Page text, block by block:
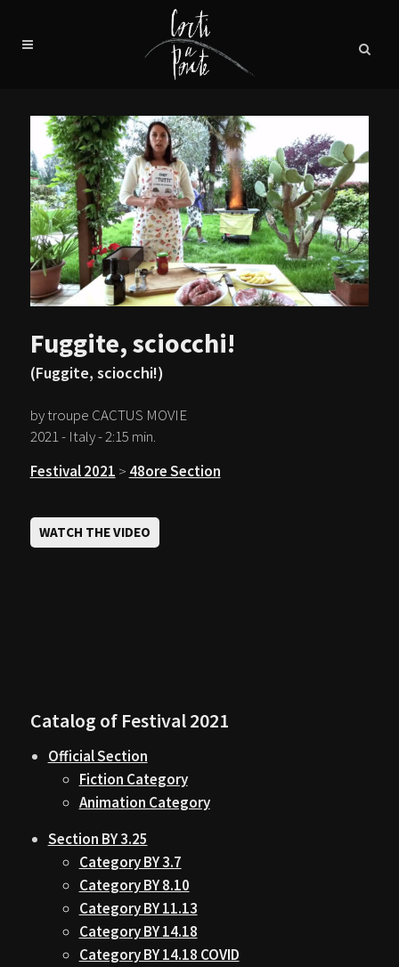
Fuggite, sciocchi!
(Fuggite, sciocchi!)
by troupe CACTUS MOVIE
2021 - Italy - 2:15 min.
Festival 2021 > 48ore Section
WATCH THE VIDEO
Catalog of Festival 2021
Official Section
Fiction Category
Animation Category
Section BY 3.25
Category BY 3.7
Category BY 8.10
Category BY 11.13
Category BY 14.18
Category BY 14.18 COVID